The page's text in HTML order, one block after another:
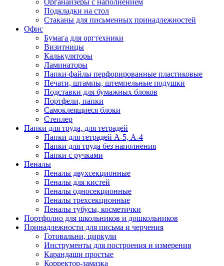
Органайзеры с наполнением
Подкладки на стол
Стаканы для письменных принадлежностей
Офис
Бумага для оргтехники
Визитницы
Калькуляторы
Ламинаторы
Папки-файлы перфорированные пластиковые
Печати, штампы, штемпельные подушки
Подставки для бумажных блоков
Портфели, папки
Самоклеящиеся блоки
Степлер
Папки для труда, для тетрадей
Папки для тетрадей А-5, А-4
Папки для труда без наполнения
Папки с ручками
Пеналы
Пеналы двухсекционные
Пеналы для кистей
Пеналы односекционные
Пеналы трехсекционные
Пеналы тубусы, косметички
Портфолио для школьников и дошкольников
Принадлежности для письма и черчения
Готовальни, циркули
Инструменты для построения и измерения
Карандаши простые
Корректор-замазка